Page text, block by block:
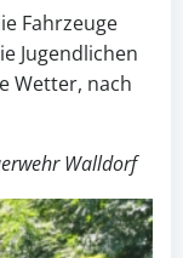
Fahrzeuge
Jugendlichen
Wetter, nach
Walldorf